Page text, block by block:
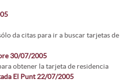
da citas para ir a buscar tarjetas de
30/07/2005
obtener la tarjeta de residencia
El Punt 22/07/2005